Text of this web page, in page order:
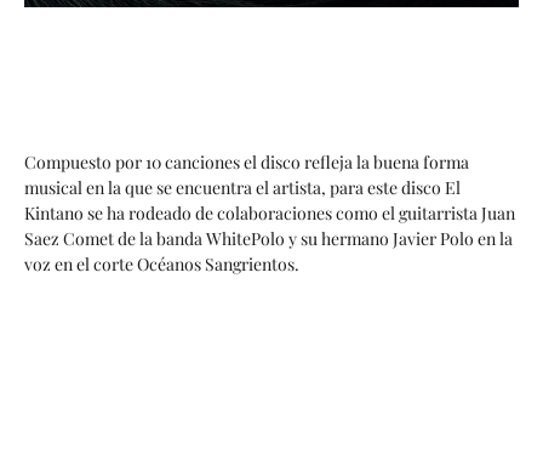
Compuesto por 10 canciones el disco refleja la buena forma
musical en la que se encuentra el artista, para este disco El
Kintano se ha rodeado de colaboraciones como el guitarrista Juan
Saez Comet de la banda WhitePolo y su hermano Javier Polo en la
voz en el corte Océanos Sangrientos.